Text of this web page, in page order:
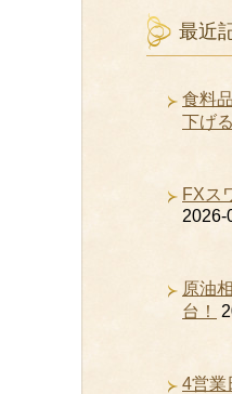
最近
食料
下げ
FXス
2026-
原油
台！
4営業